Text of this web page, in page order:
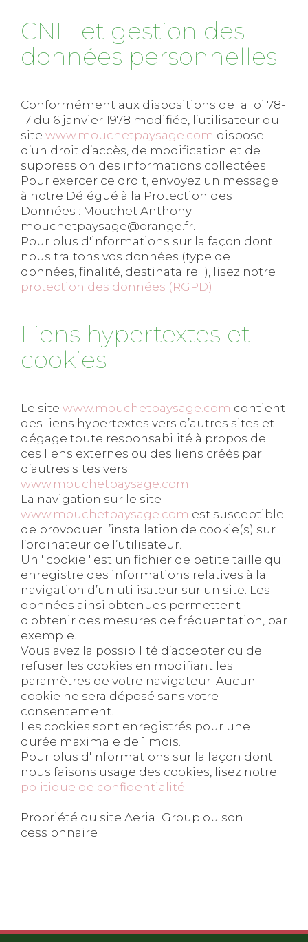
CNIL et gestion des
données personnelles
Conformément aux dispositions de la loi 78-
17 du 6 janvier 1978 modifiée, l’utilisateur du
site www.mouchetpaysage.com dispose
d’un droit d’accès, de modification et de
suppression des informations collectées.
Pour exercer ce droit, envoyez un message
à notre Délégué à la Protection des
Données : Mouchet Anthony -
mouchetpaysage@orange.fr.
Pour plus d'informations sur la façon dont
nous traitons vos données (type de
données, finalité, destinataire...), lisez notre
protection des données (RGPD)
Liens hypertextes et
cookies
Le site www.mouchetpaysage.com contient
des liens hypertextes vers d’autres sites et
dégage toute responsabilité à propos de
ces liens externes ou des liens créés par
d’autres sites vers
www.mouchetpaysage.com.
La navigation sur le site
www.mouchetpaysage.com est susceptible
de provoquer l’installation de cookie(s) sur
l’ordinateur de l’utilisateur.
Un ''cookie'' est un fichier de petite taille qui
enregistre des informations relatives à la
navigation d’un utilisateur sur un site. Les
données ainsi obtenues permettent
d'obtenir des mesures de fréquentation, par
exemple.
Vous avez la possibilité d’accepter ou de
refuser les cookies en modifiant les
paramètres de votre navigateur. Aucun
cookie ne sera déposé sans votre
consentement.
Les cookies sont enregistrés pour une
durée maximale de 1 mois.
Pour plus d'informations sur la façon dont
nous faisons usage des cookies, lisez notre
politique de confidentialité
Propriété du site Aerial Group ou son
cessionnaire